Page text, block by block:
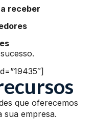
receber
que oferecemos
sua empresa.